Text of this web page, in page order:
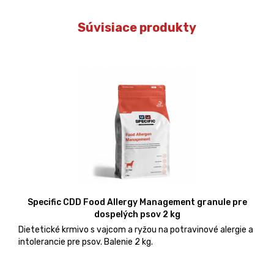
Súvisiace produkty
Specific CDD Food Allergy Management granule pre
dospelých psov 2 kg
Dietetické krmivo s vajcom a ryžou na potravinové alergie a
intolerancie pre psov. Balenie 2 kg.